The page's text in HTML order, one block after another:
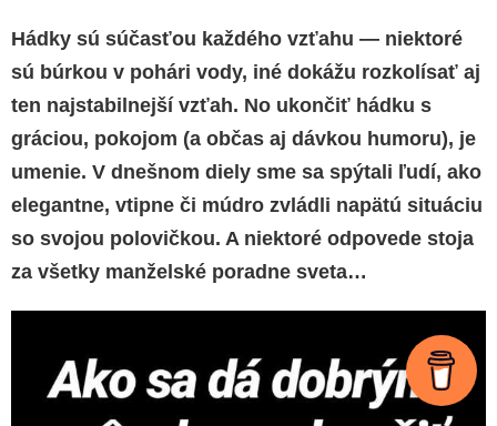
Hádky sú súčasťou každého vzťahu — niektoré
sú búrkou v pohári vody, iné dokážu rozkolísať aj
ten najstabilnejší vzťah. No ukončiť hádku s
gráciou, pokojom (a občas aj dávkou humoru), je
umenie. V dnešnom diely sme sa spýtali ľudí, ako
elegantne, vtipne či múdro zvládli napätú situáciu
so svojou polovičkou. A niektoré odpovede stoja
za všetky manželské poradne sveta…